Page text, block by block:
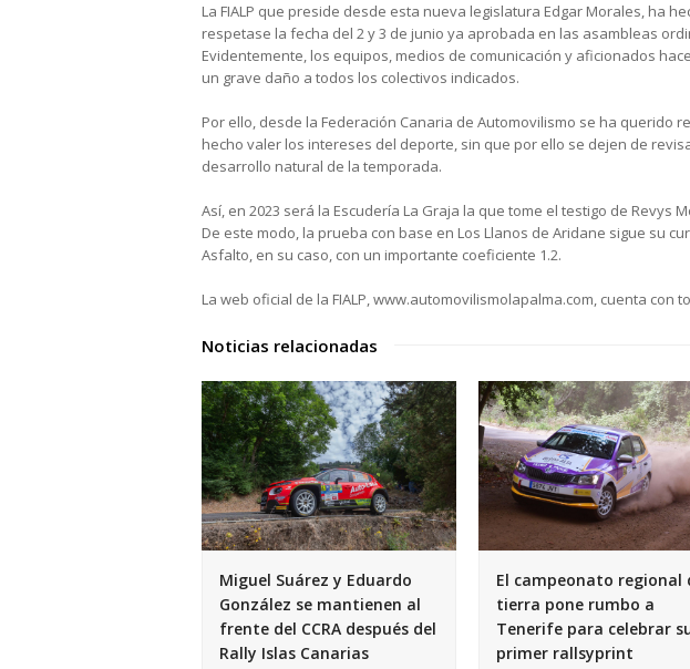
La FIALP que preside desde esta nueva legislatura Edgar Morales, ha
respetase la fecha del 2 y 3 de junio ya aprobada en las asambleas
Evidentemente, los equipos, medios de comunicación y aficionados
un grave daño a todos los colectivos indicados.
Por ello, desde la Federación Canaria de Automovilismo se ha querido
hecho valer los intereses del deporte, sin que por ello se dejen de
desarrollo natural de la temporada.
Así, en 2023 será la Escudería La Graja la que tome el testigo de
De este modo, la prueba con base en Los Llanos de Aridane sigue su
Asfalto, en su caso, con un importante coeficiente 1.2.
La web oficial de la FIALP, www.automovilismolapalma.com, cuenta con
Noticias relacionadas
Miguel Suárez y Eduardo
González se mantienen al
frente del CCRA después del
Rally Islas Canarias
El campeonato regional
tierra pone rumbo a
Tenerife para celebrar
primer rallsyprint